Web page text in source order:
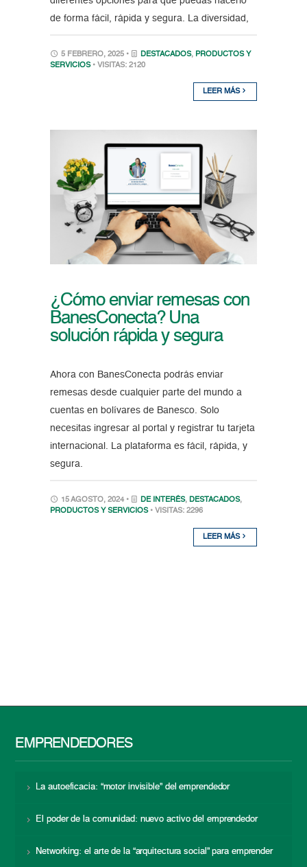
de forma fácil, rápida y segura. La diversidad,
5 FEBRERO, 2025 • DESTACADOS, PRODUCTOS Y
SERVICIOS • VISITAS: 2120
LEER MÁS
¿Cómo enviar remesas con
BanesConecta? Una
solución rápida y segura
Ahora con BanesConecta podrás enviar
remesas desde cualquier parte del mundo a
cuentas en bolívares de Banesco. Solo
necesitas ingresar al portal y registrar tu tarjeta
internacional. La plataforma es fácil, rápida, y
segura.
15 AGOSTO, 2024 • DE INTERÉS, DESTACADOS,
PRODUCTOS Y SERVICIOS • VISITAS: 2296
LEER MÁS
EMPRENDEDORES
La autoeficacia: “motor invisible” del emprendedor
El poder de la comunidad: nuevo activo del emprendedor
Networking: el arte de la “arquitectura social” para emprender